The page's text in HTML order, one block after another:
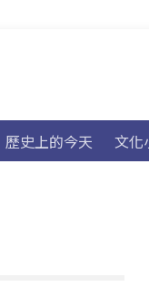
歷史上的今天 文化